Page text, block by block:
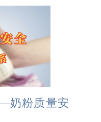
奶粉质量安